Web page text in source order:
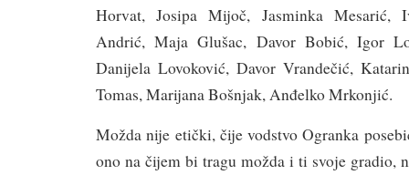
Horvat, Josipa Mijoč, Jasminka Mesarić,
Andrić, Maja Glušac, Davor Bobić, Igor
Danijela Lovoković, Davor Vrandečić,
Tomas, Marijana Bošnjak, Anđelko Mrkonjić.
Možda nije etički, čije vodstvo Ogranka
ono na čijem bi tragu možda i ti svoje gradio,